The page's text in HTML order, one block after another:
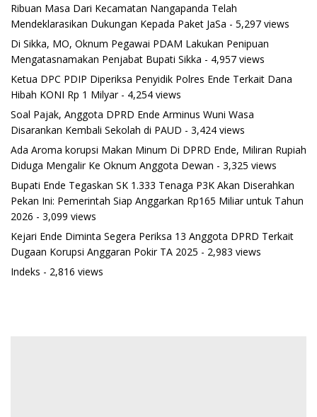
Ribuan Masa Dari Kecamatan Nangapanda Telah
Mendeklarasikan Dukungan Kepada Paket JaSa - 5,297 views
Di Sikka, MO, Oknum Pegawai PDAM Lakukan Penipuan
Mengatasnamakan Penjabat Bupati Sikka - 4,957 views
Ketua DPC PDIP Diperiksa Penyidik Polres Ende Terkait Dana
Hibah KONI Rp 1 Milyar- 4,254 views
Soal Pajak, Anggota DPRD Ende Arminus Wuni Wasa
Disarankan Kembali Sekolah di PAUD - 3,424 views
Ada Aroma korupsi Makan Minum Di DPRD Ende, Miliran Rupiah
Diduga Mengalir Ke Oknum Anggota Dewan - 3,325 views
Bupati Ende Tegaskan SK 1.333 Tenaga P3K Akan Diserahkan
Pekan Ini: Pemerintah Siap Anggarkan Rp165 Miliar untuk Tahun
2026 - 3,099 views
Kejari Ende Diminta Segera Periksa 13 Anggota DPRD Terkait
Dugaan Korupsi Anggaran Pokir TA 2025 - 2,983 views
Indeks - 2,816 views